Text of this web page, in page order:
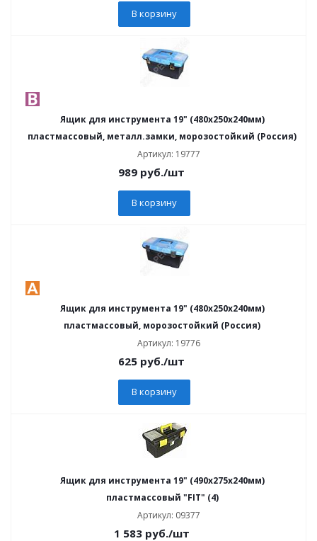
В корзину
Ящик для инструмента 19" (480х250х240мм)
пластмассовый, металл.замки, морозостойкий (Россия)
Артикул: 19777
989 руб./шт
В корзину
Ящик для инструмента 19" (480х250х240мм)
пластмассовый, морозостойкий (Россия)
Артикул: 19776
625 руб./шт
В корзину
Ящик для инструмента 19" (490х275х240мм)
пластмассовый "FIT" (4)
Артикул: 09377
1 583руб./шт